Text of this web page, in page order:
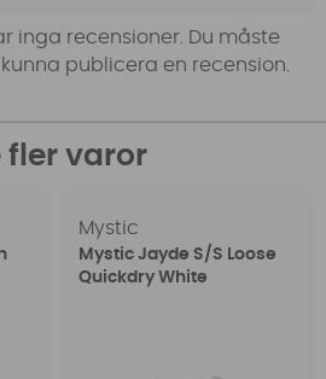
inga recensioner. Du måste
publicera en recension.
fler varor
Mystic
Mystic Jayde S/S Loose
Quickdry White